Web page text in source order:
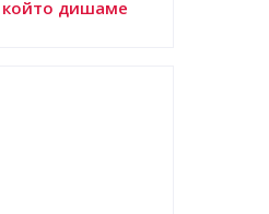
който дишаме